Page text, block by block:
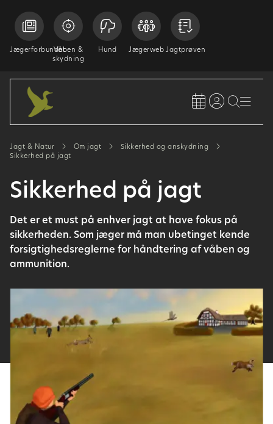
JægerforbundetVåben &
skydning
Hund Jægerweb Jagtprøven
Jagt & Natur Om jagt
Sikkerhed og anskydning
Sikkerhed på jagt
Sikkerhed på jagt
Det er et must på enhver jagt at have fokus på
sikkerheden. Som jæger må man ubetinget kende
forsigtighedsreglerne for håndtering af våben og
ammunition.